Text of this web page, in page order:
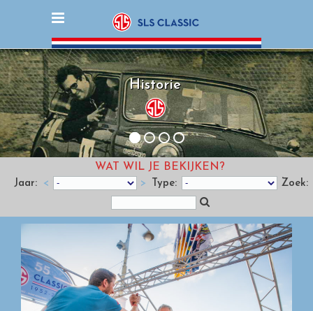
Historie
Historie
WAT WIL JE BEKIJKEN?
Jaar: < > Type: Zoek: